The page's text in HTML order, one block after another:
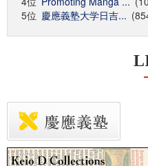
5位 慶應義塾大学日吉...